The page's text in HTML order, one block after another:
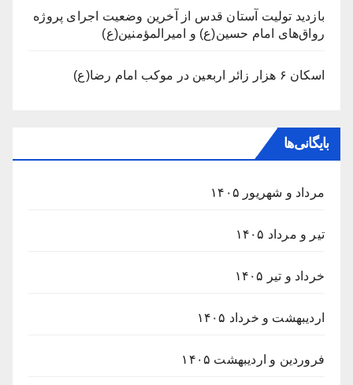
بازدید تولیت آستان قدس از آخرین وضعیت اجرای پروژه
رواق‌های امام حسین(ع) و امیرالمؤمنین(ع)
اسکان ۶ هزار زائر اربعین در موکب امام رضا(ع)
بایگانی‌ها
مرداد و شهریور ۱۴۰۵
تیر و مرداد ۱۴۰۵
خرداد و تیر ۱۴۰۵
اردیبهشت و خرداد ۱۴۰۵
فروردین و اردیبهشت ۱۴۰۵